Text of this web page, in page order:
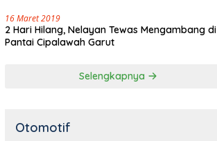
16 Maret 2019
2 Hari Hilang, Nelayan Tewas Mengambang di
Pantai Cipalawah Garut
Selengkapnya
Otomotif